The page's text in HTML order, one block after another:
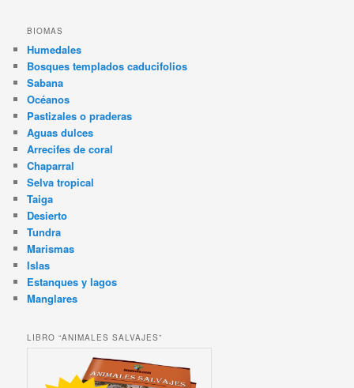
BIOMAS
Humedales
Bosques templados caducifolios
Sabana
Océanos
Pastizales o praderas
Aguas dulces
Arrecifes de coral
Chaparral
Selva tropical
Taiga
Desierto
Tundra
Marismas
Islas
Estanques y lagos
Manglares
LIBRO “ANIMALES SALVAJES”